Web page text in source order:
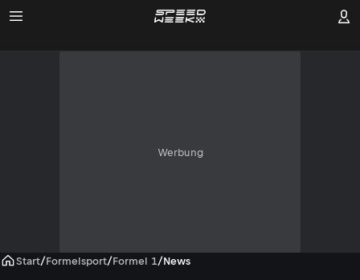
Werbung
Start/Formelsport/Formel 1/News